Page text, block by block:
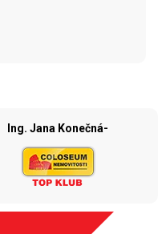
Ing. Jana Konečná-